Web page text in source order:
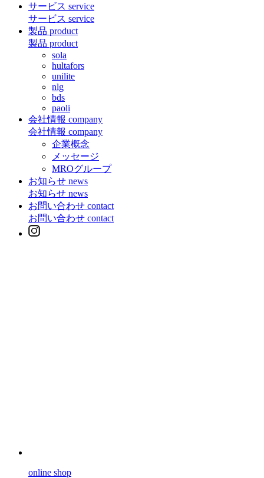
サービス service
サービス service
製品 product
製品 product
sola
hultafors
unilite
nlg
bds
paoli
会社情報 company
会社情報 company
企業概念
メッセージ
MROグループ
お知らせ news
お知らせ news
お問い合わせ contact
お問い合わせ contact
online shop